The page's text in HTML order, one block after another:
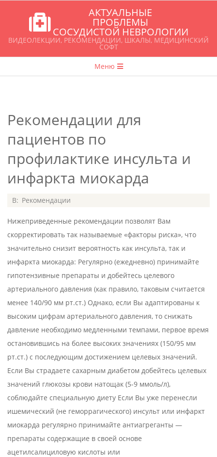
содержимому
АКТУАЛЬНЫЕ
ПРОБЛЕМЫ
СОСУДИСТОЙ НЕВРОЛОГИИ
ВИДЕОЛЕКЦИИ, РЕКОМЕНДАЦИИ, ШКАЛЫ, МЕДИЦИНСКИЙ
СОФТ
навигационное
Меню
Рекомендации для
пациентов по
профилактике инсульта и
инфаркта миокарда
2020-
08
В: Рекомендации
Нижеприведенные рекомендации позволят Вам
скорректировать так называемые «факторы риска», что
значительно снизит вероятность как инсульта, так и
инфаркта миокарда: Регулярно (ежедневно) принимайте
гипотензивные препараты и добейтесь целевого
артериального давления (как правило, таковым считается
менее 140/90 мм рт.ст.) Однако, если Вы адаптированы к
высоким цифрам артериального давления, то снижать
давление необходимо медленными темпами, первое время
остановившись на более высоких значениях (150/95 мм
рт.ст.) с последующим достижением целевых значений.
Если Вы страдаете сахарным диабетом добейтесь целевых
значений глюкозы крови натощак (5-9 ммоль/л),
соблюдайте специальную диету Если Вы уже перенесли
ишемический (не геморрагического) инсульт или инфаркт
миокарда регулярно принимайте антиагреганты —
препараты содержащие в своей основе
ацетилсалициловую кислоты или